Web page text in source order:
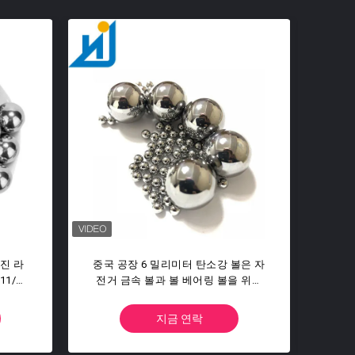
해 8
다
26.9875mm 1-1/16 Inch G100 G200
Steel Grinding Ball
지금 연락